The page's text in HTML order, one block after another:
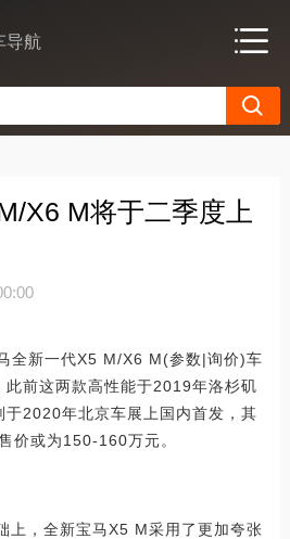
导航
X6 M将于二季度上
新一代X5 M/X6 M(参数|询价)车
此前这两款高性能于2019年洛杉矶
于2020年北京车展上国内首发，其
价或为150-160万元。
，全新宝马X5 M采用了更加夸张